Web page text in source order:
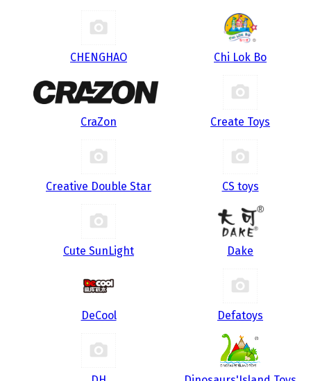
CHENGHAO Chi Lok Bo
CraZon Create Toys
Creative Double Star CS toys
Cute SunLight Dake
DeCool Defatoys